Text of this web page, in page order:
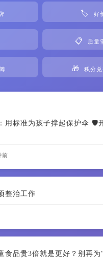
🏷️ 好
📋 质量
🎁 积分
用标准为孩子撑起保护伞 🛡️
前
整治工作
食品贵3倍就是更好？别再为